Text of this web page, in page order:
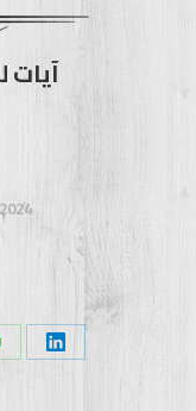
آيات
Share